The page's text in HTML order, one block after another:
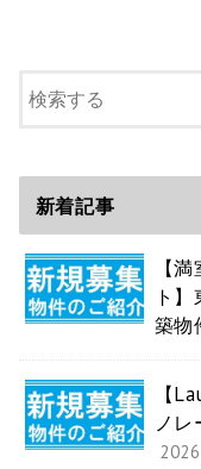
新着記事
【
ト
築物
【
ノ